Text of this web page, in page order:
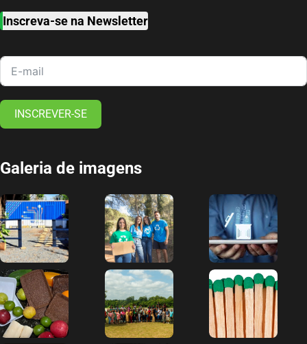
Inscreva-se na Newsletter
INSCREVER-SE
Galeria de imagens